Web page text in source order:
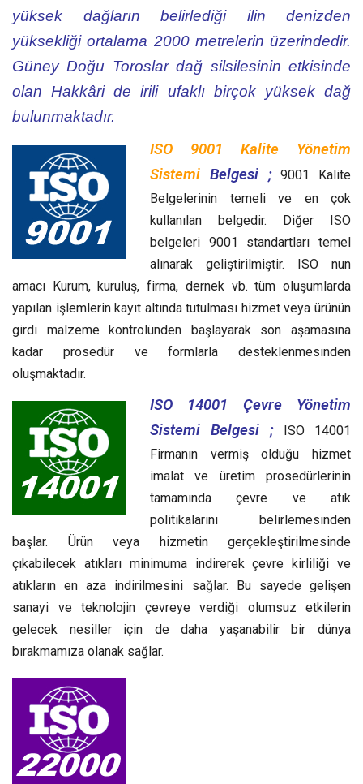
yüksek dağların belirlediği ilin denizden
yüksekliği ortalama 2000 metrelerin üzerindedir.
Güney Doğu Toroslar dağ silsilesinin etkisinde
olan Hakkâri de irili ufaklı birçok yüksek dağ
bulunmaktadır.
ISO 9001 Kalite Yönetim
Sistemi Belgesi ;9001 Kalite
Belgelerinin temeli ve en çok
kullanılan belgedir. Diğer ISO
belgeleri 9001 standartları temel
alınarak geliştirilmiştir. ISO nun
amacı Kurum, kuruluş, firma, dernek vb. tüm oluşumlarda
yapılan işlemlerin kayıt altında tutulması hizmet veya ürünün
girdi malzeme kontrolünden başlayarak son aşamasına
kadar prosedür ve formlarla desteklenmesinden
oluşmaktadır.
ISO 14001 Çevre Yönetim
Sistemi Belgesi ;
ISO 14001
Firmanın vermiş olduğu hizmet
imalat ve üretim prosedürlerinin
tamamında çevre ve atık
politikalarını belirlemesinden
başlar. Ürün veya hizmetin gerçekleştirilmesinde
çıkabilecek atıkları minimuma indirerek çevre kirliliği ve
atıkların en aza indirilmesini sağlar. Bu sayede gelişen
sanayi ve teknolojin çevreye verdiği olumsuz etkilerin
gelecek nesiller için de daha yaşanabilir bir dünya
bırakmamıza olanak sağlar.